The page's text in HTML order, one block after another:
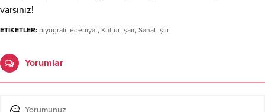
varsınız!
ETİKETLER: biyografi, edebiyat, Kültür, şair, Sanat, şiir
Yorumlar